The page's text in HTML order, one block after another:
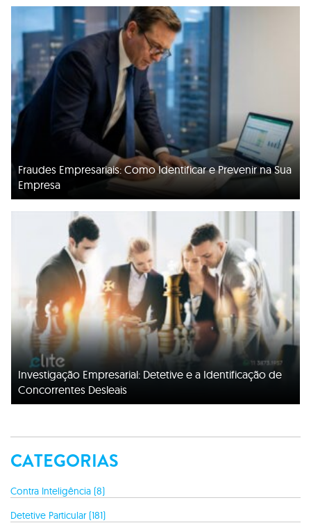
Fraudes Empresariais: Como Identificar e Prevenir na Sua
Empresa
Investigação Empresarial: Detetive e a Identificação de
Concorrentes Desleais
CATEGORIAS
Contra Inteligência (8)
Detetive Particular (181)